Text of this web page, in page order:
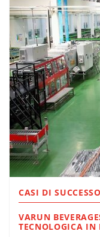
CASI DI SUCCESSO
VARUN